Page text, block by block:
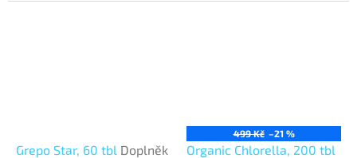
Grepo Star, 60 tbl Doplněk
499 Kč –21 %
Organic Chlorella, 200 tbl